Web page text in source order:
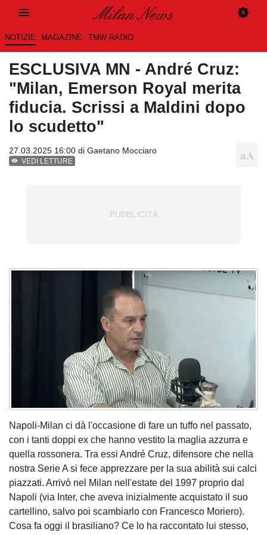
NOTIZIE MAGAZINE TMW RADIO
ESCLUSIVA MN - André Cruz:
"Milan, Emerson Royal merita
fiducia. Scrissi a Maldini dopo
lo scudetto"
27.03.2025 16:00 di Gaetano Mocciaro
VEDI LETTURE
Napoli-Milan ci dà l'occasione di fare un tuffo nel passato,
con i tanti doppi ex che hanno vestito la maglia azzurra e
quella rossonera. Tra essi André Cruz, difensore che nella
nostra Serie A si fece apprezzare per la sua abilità sui calci
piazzati. Arrivò nel Milan nell'estate del 1997 proprio dal
Napoli (via Inter, che aveva inizialmente acquistato il suo
cartellino, salvo poi scambiarlo con Francesco Moriero).
Cosa fa oggi il brasiliano? Ce lo ha raccontato lui stesso,